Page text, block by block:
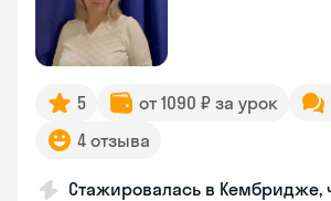
5 от 1090 ₽ за урок
4 отзыва
Стажировалась в Кембридже,